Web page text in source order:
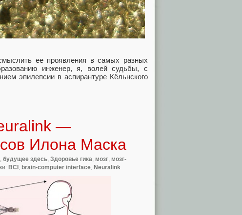
ее проявления в самых разных
инженер, я, волей судьбы, с
эпилепсии в аспирантуре Кёльнского
—
Илона Маска
, будущее здесь, Здоровье гика, мозг, мозг-
BCI , brain-computer interface, Neuralink